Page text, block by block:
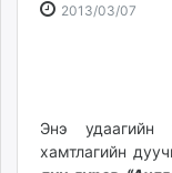
zindaa.mn
Baabar.mn
2013/03/07
Энэ удаагийн
хамтлагийн